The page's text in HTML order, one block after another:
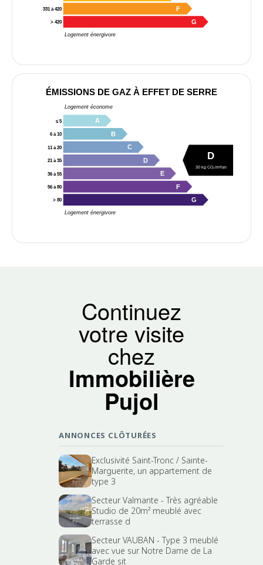
Logement énergivore
331 à 420 F
> 420 G
ÉMISSIONS DE GAZ À EFFET DE SERRE
Logement économe
Logement énergivore
≤ 5 A
6 à 10 B
11 à 20 C
21 à 35 D
36 à 55 E
56 à 80 F
> 80 G
D
30 kg CO₂/m²/an
Continuez
votre visite
chez
Immobilière
Pujol
ANNONCES CLÔTURÉES
Exclusivité Saint-Tronc / Sainte-
Marguerite, un appartement de
type 3
Secteur Valmante - Très agréable
Studio de 20m² meublé avec
terrasse d
Secteur VAUBAN - Type 3 meublé
avec vue sur Notre Dame de La
Garde sit